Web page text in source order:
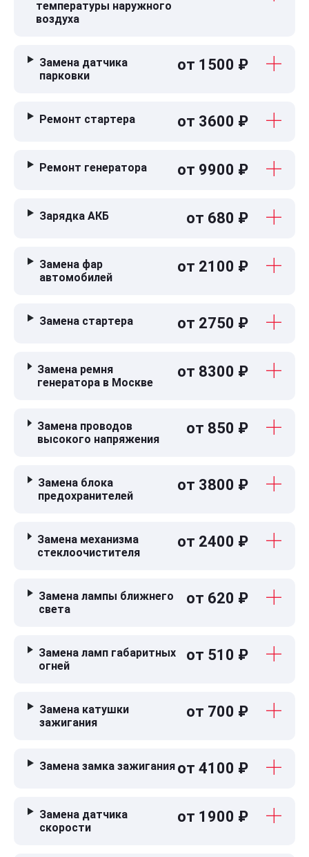
температуры наружного
воздуха
Замена датчика
парковки
от 1500 ₽
Ремонт стартера от 3600 ₽
Ремонт генератора от 9900 ₽
Зарядка АКБ от 680 ₽
Замена фар
автомобилей
от 2100 ₽
Замена стартера от 2750 ₽
Замена ремня
генератора в Москве
от 8300 ₽
Замена проводов
высокого напряжения
от 850 ₽
Замена блока
предохранителей
от 3800 ₽
Замена механизма
стеклоочистителя
от 2400 ₽
Замена лампы ближнего
света
от 620 ₽
Замена ламп габаритных
огней
от 510 ₽
Замена катушки
зажигания
от 700 ₽
Замена замка зажигания от 4100 ₽
Замена датчика
скорости
от 1900 ₽